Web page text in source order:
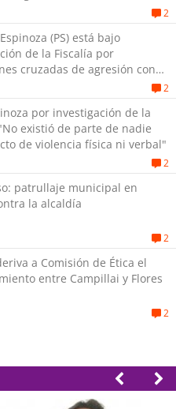
2
(PS) está bajo
de la Fiscalía por
cruzadas de agresión con
2
por investigación de la
existió de parte de nadie
de violencia física ni verbal"
2
patrullaje municipal en
la alcaldía
2
a Comisión de Ética el
entre Campillai y Flores
2